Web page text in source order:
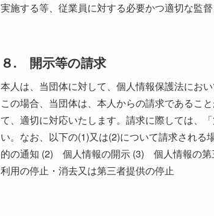
実施する等、従業員に対する必要かつ適切な監督
８. 開示等の請求
本人は、当団体に対して、個人情報保護法にお
この場合、当団体は、本人からの請求であるこ
て、適切に対応いたします。請求に際しては、
い。なお、以下の(1)又は(2)について請求され
的の通知 (2) 個人情報の開示 (3) 個人情報の
利用の停止・消去又は第三者提供の停止